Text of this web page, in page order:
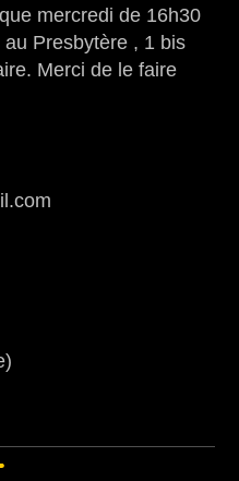
mercredi de 16h30
Presbytère , 1 bis
Merci de le faire